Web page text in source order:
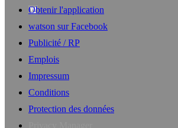
Obtenir l'application
watson sur Facebook
Publicité / RP
Emplois
Impressum
Conditions
Protection des données